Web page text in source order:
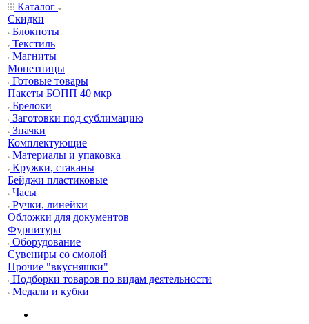
Каталог
Скидки
Блокноты
Текстиль
Магниты
Монетницы
Готовые товары
Пакеты БОПП 40 мкр
Брелоки
Заготовки под сублимацию
Значки
Комплектующие
Материалы и упаковка
Кружки, стаканы
Бейджи пластиковые
Часы
Ручки, линейки
Обложки для документов
Фурнитура
Оборудование
Сувениры со смолой
Прочие "вкусняшки"
Подборки товаров по видам деятельности
Медали и кубки